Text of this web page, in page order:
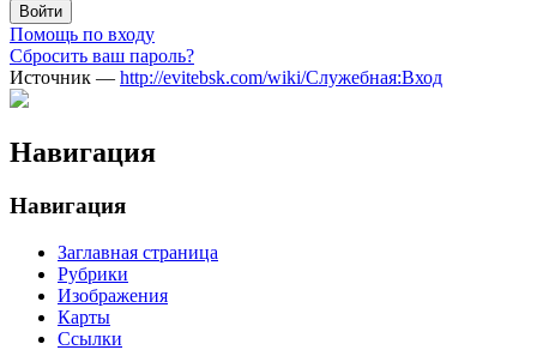
Войти
Помощь по входу
Сбросить ваш пароль?
Источник — http://evitebsk.com/wiki/Служебная:Вход
Навигация
Навигация
Заглавная страница
Рубрики
Изображения
Карты
Ссылки